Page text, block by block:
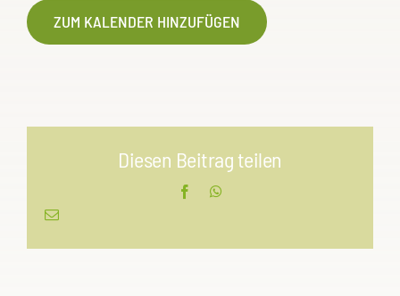
ZUM KALENDER HINZUFÜGEN
Diesen Beitrag teilen
Facebook
E-